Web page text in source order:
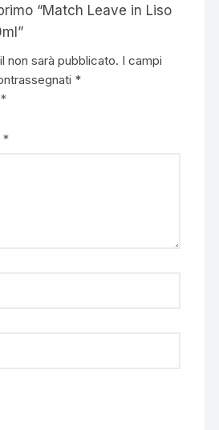
“Match Leave in Liso
non sarà pubblicato. I campi
*
*
*